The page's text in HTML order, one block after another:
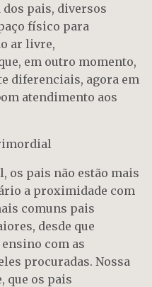
dos pais, diversos
físico para
ar livre,
em outro momento,
diferenciais, agora em
atendimento aos
os pais não estão mais
a proximidade com
comuns pais
desde que
com as
procuradas. Nossa
que os pais